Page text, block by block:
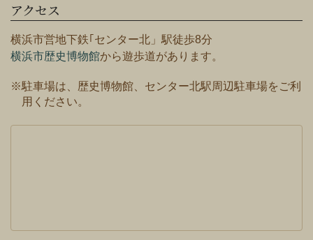
アクセス
横浜市営地下鉄｢センター北」駅徒歩8分
横浜市歴史博物館から遊歩道があります。
※駐車場は、歴史博物館、センター北駅周辺駐車場をご利
用ください。